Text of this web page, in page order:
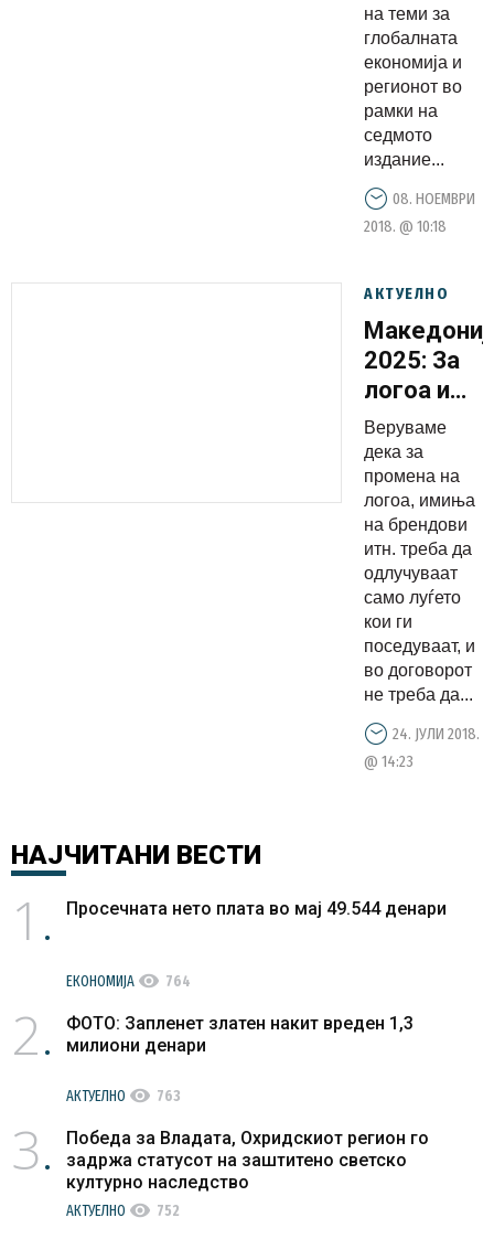
на теми за
глобалната
економија и
регионот во
рамки на
седмото
издание...
08. НОЕМВРИ
2018. @ 10:18
АКТУЕЛНО
2025: За
логоа и
имиња на
брендови
треба да
само
луѓето
кои ги
Веруваме
дека за
промена на
логоа, имиња
на брендови
итн. треба да
одлучуваат
само луѓето
кои ги
поседуваат, и
во договорот
не треба да...
24. ЈУЛИ 2018.
@ 14:23
НАЈЧИТАНИ ВЕСТИ
1 Просечната нето плата во мај 49.544 денари
ЕКОНОМИЈА visibility 764
2
ФОТО: Запленет златен накит вреден 1,3
милиони денари
АКТУЕЛНО visibility 763
3
Победа за Владата, Охридскиот регион го
задржа статусот на заштитено светско
културно наследство
АКТУЕЛНО visibility 752